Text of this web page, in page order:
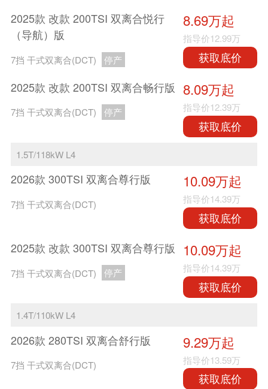
2025款 改款 200TSI 双离合悦行
（导航）版
7挡 干式双离合(DCT) 停产
8.69万起
指导价12.99万
获取底价
2025款 改款 200TSI 双离合畅行版
7挡 干式双离合(DCT) 停产
8.09万起
指导价12.39万
获取底价
1.5T/118kW L4
2026款 300TSI 双离合尊行版
7挡 干式双离合(DCT)
10.09万起
指导价14.39万
获取底价
2025款 改款 300TSI 双离合尊行版
7挡 干式双离合(DCT) 停产
10.09万起
指导价14.39万
获取底价
1.4T/110kW L4
2026款 280TSI 双离合舒行版
7挡 干式双离合(DCT)
9.29万起
指导价13.59万
获取底价